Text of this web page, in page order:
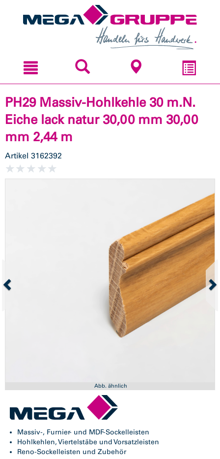
PH29 Massiv-Hohlkehle 30 m.N.
Eiche lack natur 30,00 mm 30,00
mm 2,44 m
Artikel 3162392
Abb. ähnlich
Massiv-, Furnier- und MDF-Sockelleisten
Hohlkehlen, Viertelstäbe und Vorsatzleisten
Reno-Sockelleisten und Zubehör